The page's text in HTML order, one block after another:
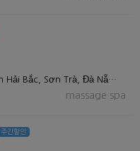
231 D. Đình Nghệ, An Hải Bắc, Sơn Trà, Đà Nẵng
massage spa
주간할인